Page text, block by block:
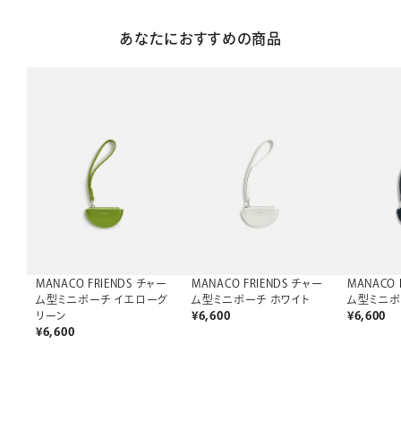
あなたにおすすめの商品
MANACO FRIENDS チャー
ム型ミニポーチ イエローグ
リーン
¥6,600
MANACO FRIENDS チャー
ム型ミニポーチ ホワイト
¥6,600
MANACO
ム型ミニ
¥6,600